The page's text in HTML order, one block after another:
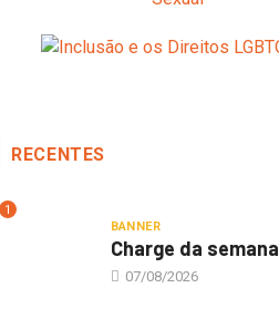
RECENTES
1
BANNER
Charge da semana
07/08/2026